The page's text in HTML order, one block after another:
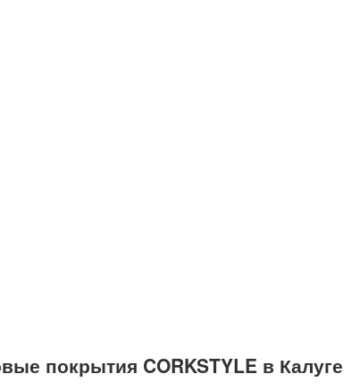
покрытия CORKSTYLE в Калуге